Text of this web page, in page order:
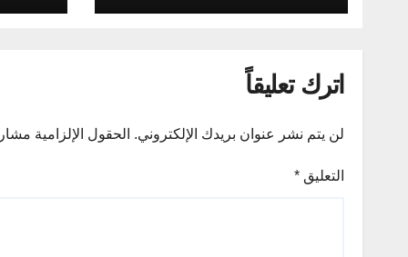
اترك تعليقاً
لن يتم نشر عنوان بريدك الإلكتروني. الحقول الإلزامية مشار
التعليق *